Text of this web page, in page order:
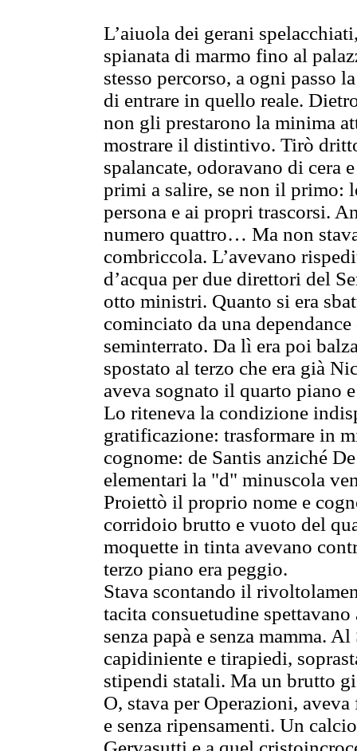
L’aiuola dei gerani
spianata di marmo fino al
stesso percorso, a ogni passo
di entrare in quello reale.
non gli prestarono la minima
mostrare il distintivo. Tirò
spalancate, odoravano di cera
primi a salire, se non il primo:
persona e ai propri trascorsi.
numero quattro… Ma non
combriccola. L’avevano
d’acqua per due direttori del
otto ministri. Quanto si era
cominciato da una
seminterrato. Da lì era poi
spostato al terzo che era già
aveva sognato il quarto piano
Lo riteneva la condizione
gratificazione: trasformare in
cognome: de Santis anziché
elementari la "d" minuscola
Proiettò il proprio nome e
corridoio brutto e vuoto del
moquette in tinta avevano
terzo piano era peggio.
Stava scontando il
tacita consuetudine
senza papà e senza mamma.
capidiniente e tirapiedi,
stipendi statali. Ma un brutto
O, stava per Operazioni,
e senza ripensamenti. Un